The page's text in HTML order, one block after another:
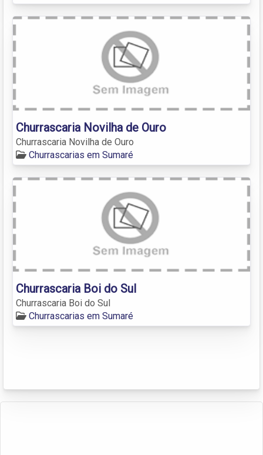
Churrascaria Novilha de Ouro
Churrascaria Novilha de Ouro
Churrascarias em Sumaré
Churrascaria Boi do Sul
Churrascaria Boi do Sul
Churrascarias em Sumaré